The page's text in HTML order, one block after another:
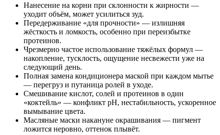
Нанесение на корни при склонности к жирности —
уходит объём, может усилиться зуд.
Передерживание «для прочности» — излишняя
жёсткость и ломкость, особенно при переизбытке
протеинов.
Чрезмерно частое использование тяжёлых формул —
накопление, тусклость, ощущение несвежести уже на
следующий день.
Полная замена кондиционера маской при каждом мытье
— перегруз и путаница ролей в уходе.
Смешивание кислот, солей и протеинов в один
«коктейль» — конфликт pH, нестабильность, ускоренное
вымывание цвета.
Масляные маски накануне окрашивания — пигмент
ложится неровно, оттенок плывёт.